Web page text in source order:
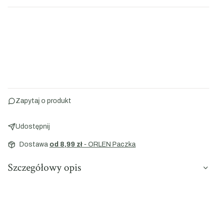
Zapytaj o produkt
Udostępnij
Dostawa od 8,99 zł - ORLEN Paczka
Szczegółowy opis